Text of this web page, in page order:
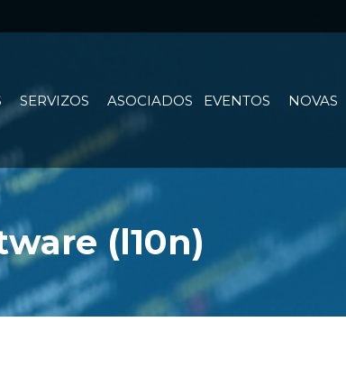
SERVIZOS ASOCIADOS EVENTOS NOVAS
(l10n)